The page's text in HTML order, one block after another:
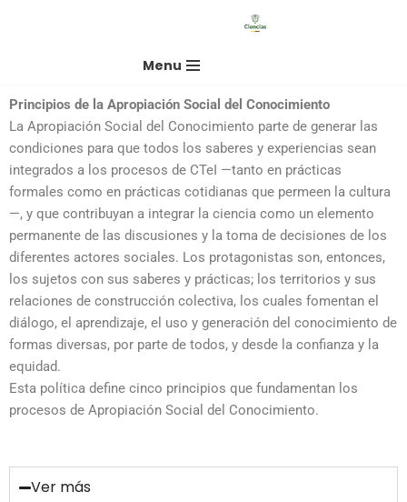
Menu
Principios de la Apropiación Social del Conocimiento
La Apropiación Social del Conocimiento parte de generar las
condiciones para que todos los saberes y experiencias sean
integrados a los procesos de CTeI —tanto en prácticas
formales como en prácticas cotidianas que permeen la cultura
—, y que contribuyan a integrar la ciencia como un elemento
permanente de las discusiones y la toma de decisiones de los
diferentes actores sociales. Los protagonistas son, entonces,
los sujetos con sus saberes y prácticas; los territorios y sus
relaciones de construcción colectiva, los cuales fomentan el
diálogo, el aprendizaje, el uso y generación del conocimiento de
formas diversas, por parte de todos, y desde la confianza y la
equidad.
Esta política define cinco principios que fundamentan los
procesos de Apropiación Social del Conocimiento.
Ver más